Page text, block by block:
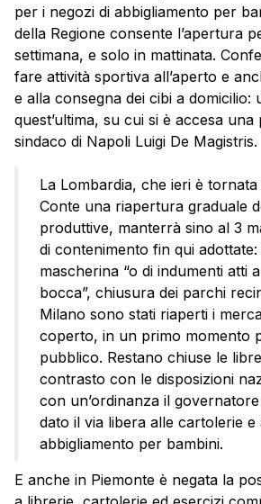
per i negozi di abbigliamento per
della Regione consente l’apertura
settimana, e solo in mattinata.
fare attività sportiva all’aperto e
e alla consegna dei cibi a domicilio:
quest’ultima, su cui si è accesa
sindaco di Napoli Luigi De Magistris.
La Lombardia, che ieri è
Conte una riapertura graduale
produttive, manterrà sino al 3
di contenimento fin qui
mascherina “o di indumenti atti
bocca”, chiusura dei parchi
Milano sono stati riaperti i
coperto, in un primo momento
pubblico. Restano chiuse le
contrasto con le disposizioni
con un’ordinanza il
dato il via libera alle cartolerie e
abbigliamento per bambini.
E anche in Piemonte è negata la